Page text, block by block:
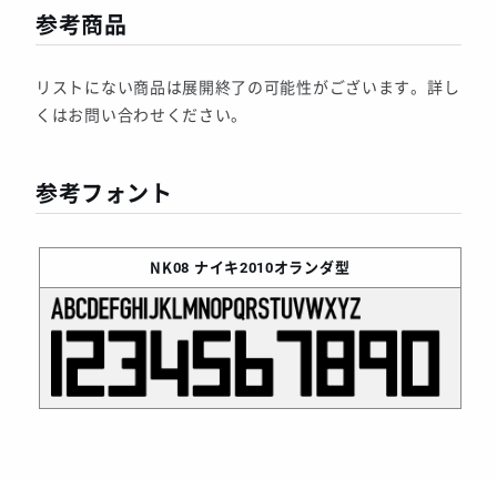
参考商品
リストにない商品は展開終了の可能性がございます。詳し
くはお問い合わせください。
参考フォント
NK08 ナイキ2010オランダ型